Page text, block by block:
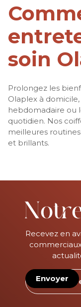
soin
Prolongez les
Olaplex à
hebdomadaire ou
quotidien. Nos
meilleures
et brillants.
Recevez en